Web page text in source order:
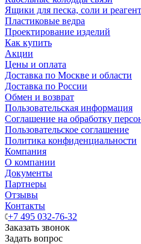
Ящики для песка, соли и
Пластиковые ведра
Проектирование изделий
Как купить
Акции
Цены и оплата
Доставка по Москве и области
Доставка по России
Обмен и возврат
Пользовательская информация
Соглашение на обработку
Пользовательское соглашение
Политика конфиденциальности
Компания
О компании
Документы
Партнеры
Отзывы
Контакты
+7 495 032-76-32
Заказать звонок
Задать вопрос